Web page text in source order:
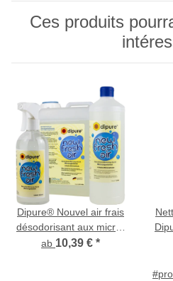
Ces produits
Dipure® Nouvel air frais
désodorisant aux micro-
organismes
ab 10,39 € *